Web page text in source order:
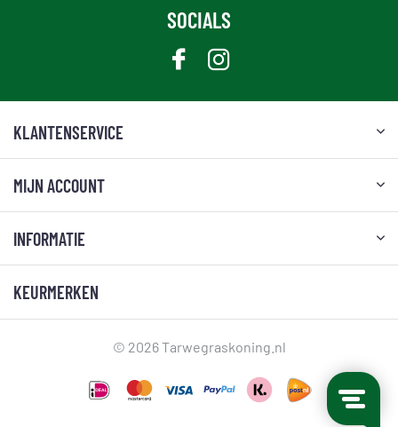
SOCIALS
KLANTENSERVICE
MIJN ACCOUNT
INFORMATIE
KEURMERKEN
© 2026 Tarwegraskoning.nl